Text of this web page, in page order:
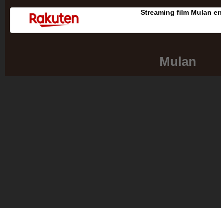
Streaming film Mulan
Mulan